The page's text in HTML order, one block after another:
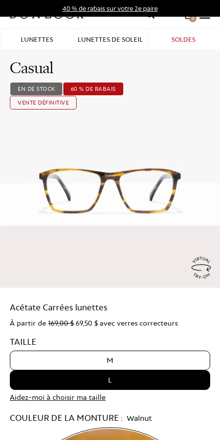
au
40 % de rabais sur votre 2e paire
0
LUNETTES LUNETTES DE SOLEIL SOLDES
Casual
EN DE STOCK
60 % DE RABAIS
VENTE DÉFINITIVE
Acétate Carrées lunettes
À partir de 169,00 $ 69,50 $ avec verres correcteurs
TAILLE
M
L
Aidez-moi à choisir ma taille
COULEUR DE LA MONTURE : Walnut